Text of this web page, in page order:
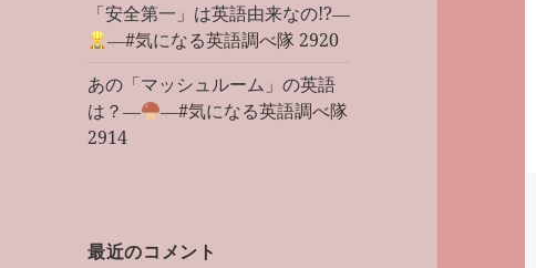
「安全第一」は英語由来なの!?―
―#気になる英語調べ隊 2920
あの「マッシュルーム」の英語
は？―
―#気になる英語調べ隊
2914
最近のコメント